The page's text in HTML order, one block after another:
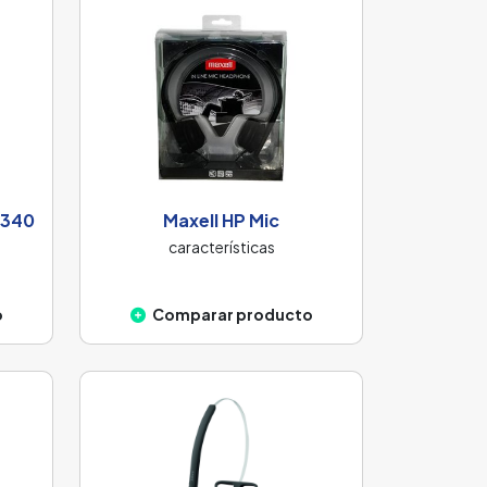
Maxell HP Mic
características
Comparar producto